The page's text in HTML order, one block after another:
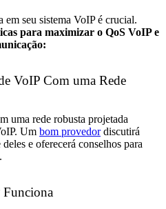
seu sistema VoIP é crucial.
para maximizar o QoS VoIP e
VoIP Com uma Rede
uma rede robusta projetada
Um bom provedordiscutirá
e oferecerá conselhos para